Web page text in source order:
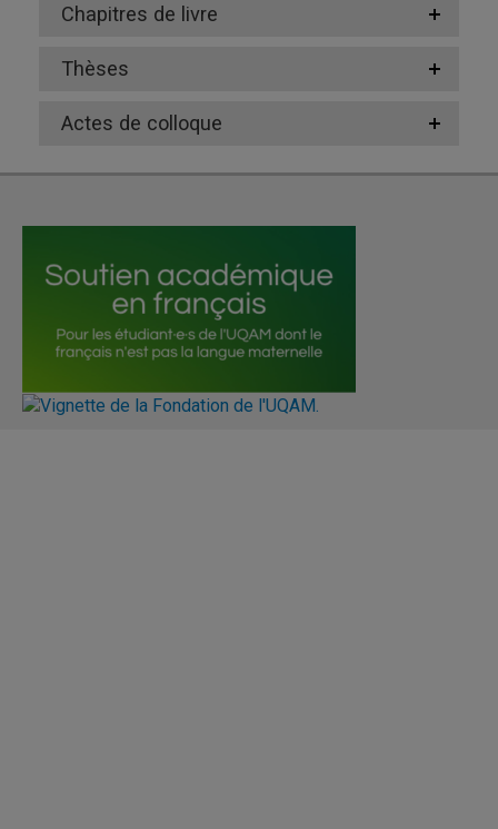
Chapitres de livre
Thèses
Actes de colloque